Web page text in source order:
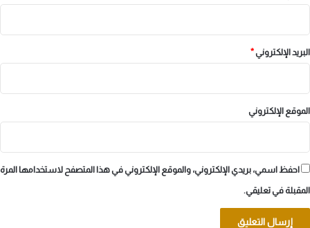
البريد الإلكتروني*
الموقع الإلكتروني
احفظ اسمي، بريدي الإلكتروني، والموقع الإلكتروني في هذا المتصفح لاستخدامها المرة
المقبلة في تعليقي.